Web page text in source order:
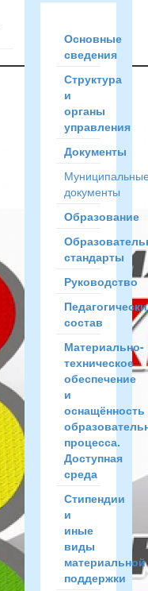
Основные
сведения
Структура
и
органы
управления
Документы
документы
Образование
стандарты
Руководство
состав
Материально-
техническое
обеспечение
и
оснащённость
процесса.
Доступная
среда
Стипендии
и
иные
виды
материальной
поддержки